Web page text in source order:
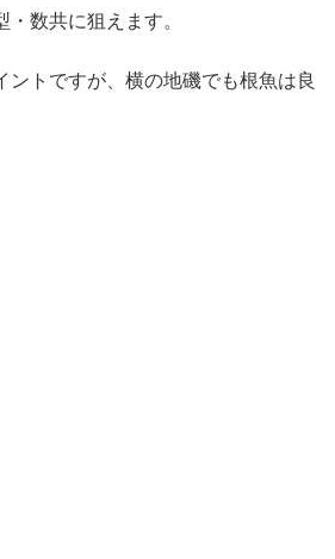
数共に狙えます。
ントですが、横の地磯でも根魚は良